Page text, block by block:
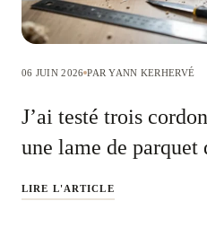
06 JUIN 2026 PAR YANN KERHERVÉ
J’ai testé trois
une lame de parquet
LIRE L'ARTICLE